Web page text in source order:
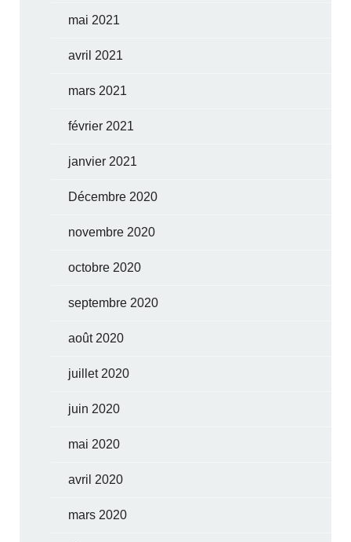
mai 2021
avril 2021
mars 2021
février 2021
janvier 2021
Décembre 2020
novembre 2020
octobre 2020
septembre 2020
août 2020
juillet 2020
juin 2020
mai 2020
avril 2020
mars 2020